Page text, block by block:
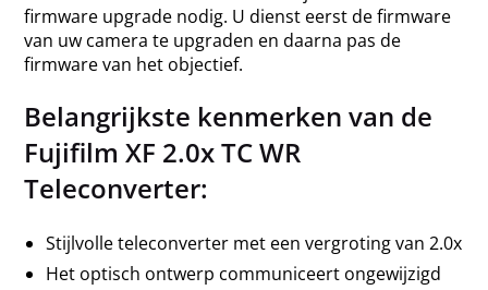
firmware upgrade nodig. U dienst eerst de firmware
van uw camera te upgraden en daarna pas de
firmware van het objectief.
Belangrijkste kenmerken van de
Fujifilm XF 2.0x TC WR
Teleconverter:
Stijlvolle teleconverter met een vergroting van 2.0x
Het optisch ontwerp communiceert ongewijzigd